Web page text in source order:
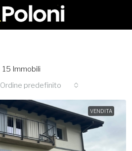
15 Immobili
Ordine predefinito
VENDITA